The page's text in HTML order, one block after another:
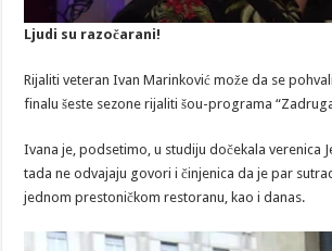
Ljudi su razočarani!
Rijaliti veteran Ivan Marinković može da se
finalu šeste sezone rijaliti šou-programa
Ivana je, podsetimo, u studiju dočekala verenica
tada ne odvajaju govori i činjenica da je par
jednom prestoničkom restoranu, kao i danas.